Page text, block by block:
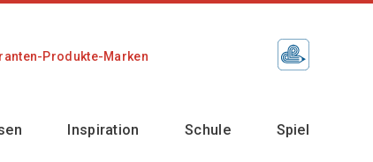
Produkte-Marken
Inspiration Schule Spiel